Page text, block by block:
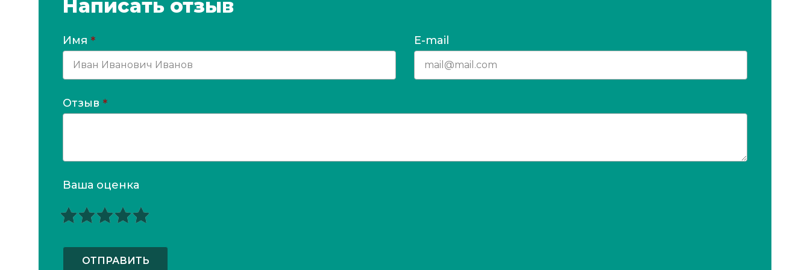
Написать отзыв
Имя * E-mail
Отзыв *
Ваша оценка
ОТПРАВИТЬ